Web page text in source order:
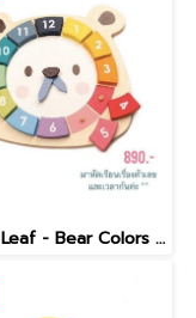
Tender Leaf - Bear Colors Clock